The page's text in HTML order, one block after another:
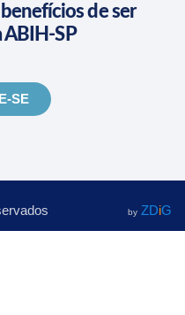
de ser
ABIH-SP
SE
by ZDiG